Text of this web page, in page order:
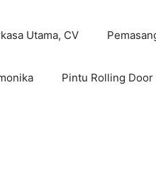
Utama, CV
Pintu Rolling Door